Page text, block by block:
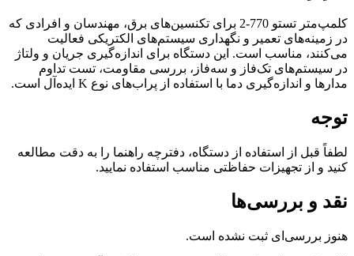
کلمپ‌متر تستو 770-2 برای تکنسین‌های برق، مهندسان و افرادی که
در زمینه‌های تعمیر و نگهداری سیستم‌های الکتریکی فعالیت
می‌کنند، مناسب است. این دستگاه برای اندازه‌گیری جریان و ولتاژ
در سیستم‌های تک‌فاز و سه‌فاز، بررسی مقاومت، تست تداوم
مدارها و اندازه‌گیری دما با استفاده از پراب‌های نوع K ایده‌آل است.
توجه
لطفاً قبل از استفاده از دستگاه، دفترچه راهنما را به دقت مطالعه
کنید و از تجهیزات حفاظتی مناسب استفاده نمایید.
نقد و بررسی‌ها
هنوز بررسی‌ای ثبت نشده است.